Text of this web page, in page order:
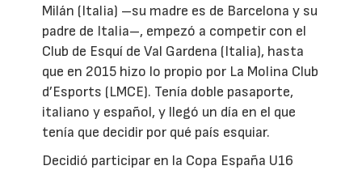
Milán (Italia) –su madre es de Barcelona y su
padre de Italia–, empezó a competir con el
Club de Esquí de Val Gardena (Italia), hasta
que en 2015 hizo lo propio por La Molina Club
d’Esports (LMCE). Tenía doble pasaporte,
italiano y español, y llegó un día en el que
tenía que decidir por qué país esquiar.
Decidió participar en la Copa España U16